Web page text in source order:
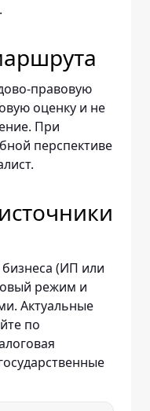
правовую
оценку и не
При
перспективе
(ИП или
режим и
Актуальные
по